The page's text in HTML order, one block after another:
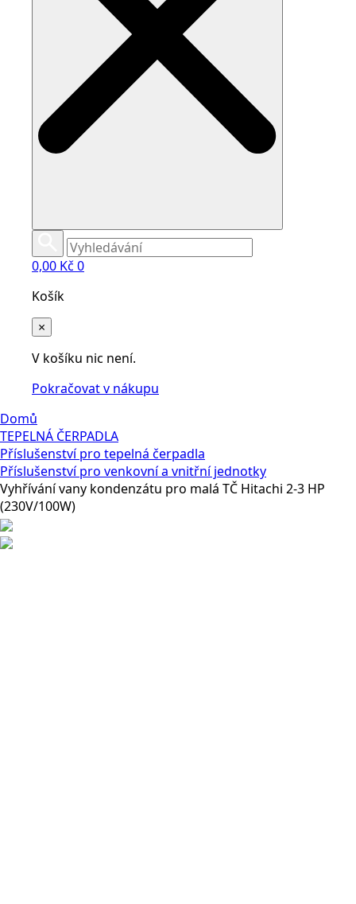
0,00 Kč 0
Košík
×
V košíku nic není.
Pokračovat v nákupu
Domů
TEPELNÁ ČERPADLA
Příslušenství pro tepelná čerpadla
Příslušenství pro venkovní a vnitřní jednotky
Vyhřívání vany kondenzátu pro malá TČ Hitachi 2-3 HP
(230V/100W)